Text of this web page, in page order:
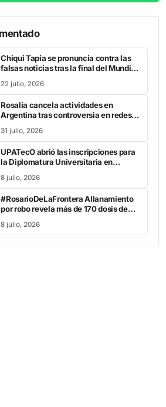
Chiqui Tapia se pronuncia contra las
falsas noticias tras la final del Mundial
2026
22 julio, 2026
Rosalía cancela actividades en
Argentina tras controversia en redes
sociales
31 julio, 2026
UPATecO abrió las inscripciones para
la Diplomatura Universitaria en
Derecho Procesal Penal
8 julio, 2026
#RosarioDeLaFrontera Allanamiento
por robo revela más de 170 dosis de
droga
8 julio, 2026